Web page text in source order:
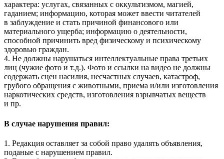
характера: услугах, связанных с оккультизмом, магией,
гаданием; информацию, которая может ввести читателей
в заблуждение и стать причиной финансового или
материального ущерба; информацию о деятельности,
способной причинить вред физическому и психическому
здоровью граждан.
4. Не должны нарушаться интеллектуальные права третьих
лиц (чужие фото и т.д.). Фото и ссылки на видео не должны
содержать сцен насилия, несчастных случаев, катастроф,
грубого обращения с животными, приема и/или изготовления
наркотических средств, изготовления взрывчатых веществ
и пр.
В случае нарушения правил:
1. Редакция оставляет за собой право удалять объявления,
поданые с нарушением правил.